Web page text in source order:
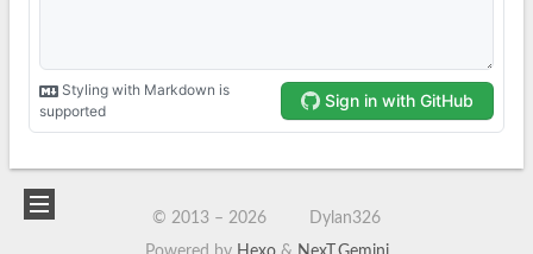
© 2013 –2026
Dylan326